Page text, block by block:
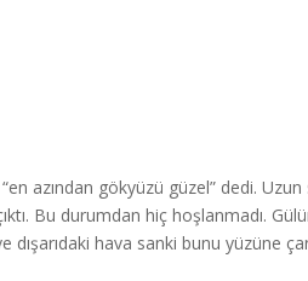
azından gökyüzü güzel” dedi.
Bu durumdan hiç hoşlanmadı.
hava sanki bunu yüzüne